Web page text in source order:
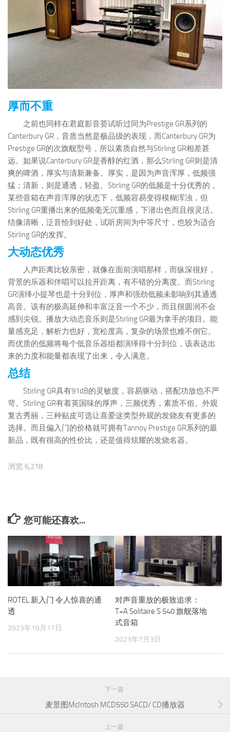
厚而不重
之前也同样在君庭影音荟试听过同为Prestige GR系列的
Canterbury GR，音质当然是极品级的表现，而Canterbury GR为
Prestige GR的次旗舰型号，所以素质自然与Stirling GR相差甚
远。如果说Canterbury GR是香醇的红酒，那么Stirling GR则是清
爽的啤酒，厚实与清新兼备。厚实，是因为声音浑厚，低频强
猛；清新，则是通透，轻盈。Stirling GR的低频是十分优秀的，
某些音箱在声音浑厚的状态下，低频容易变得模糊浑浊，但
Stirling GR重播出来的低频毫无沉重感，下潜出色而且很灵活。
结像清晰，泛音恰到好处，试听房间为中等尺寸，也较为适合
Stirling GR的发挥。
大动态优秀
人声距离比较亲密，就像在面前演唱那样，而纵深很好，
背景的乐器和伴唱可以拉开距离，有不错的分离度。而Stirling
GR演绎小提琴也是十分到位，厚声和强劲低频未影响到其通透
高音。该有的极高延伸和丰富泛音一个不少，而且很圆润不会
感到尖锐。播放大动态音乐则是Stirling GR最为拿手的项目。能
量感充足，解析力也好，宽松度高，复杂的场景也难不倒它。
而优质的低频将每个低音乐器组都演绎得十分到位，该表达出
来的力度和能量都表现了出来，令人满意。
总结
Stirling GR具有91dB的灵敏度，容易驱动，搭配功放也不严
苛。Stirling GR有着英国味的厚声，三频优秀，素质不俗。外观
复古秀丽，三种贴皮可选让喜爱这类型外观的发烧友有更多的
选择。而且偏入门的价格就可拥有Tannoy Prestige GR系列的最
新品，既有很高的性价比，还是值得炫耀的发烧名器。
浏览 6,218
您可能还喜欢...
ROTEL 新入门 令人惊喜的通
透
2023年10月17日
对声音重放的极致追求：
T+A Solitaire S 540 旗舰落地
式音箱
2023年7月3日
下一篇
麦景图McIntosh MCD550 SACD/ CD播放器
上一篇